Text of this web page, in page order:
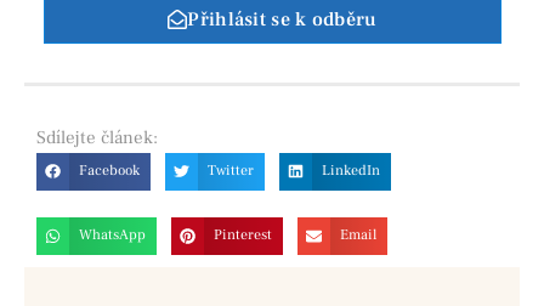
Přihlásit se k odběru
Sdílejte článek:
Facebook Twitter LinkedIn
WhatsApp Pinterest Email